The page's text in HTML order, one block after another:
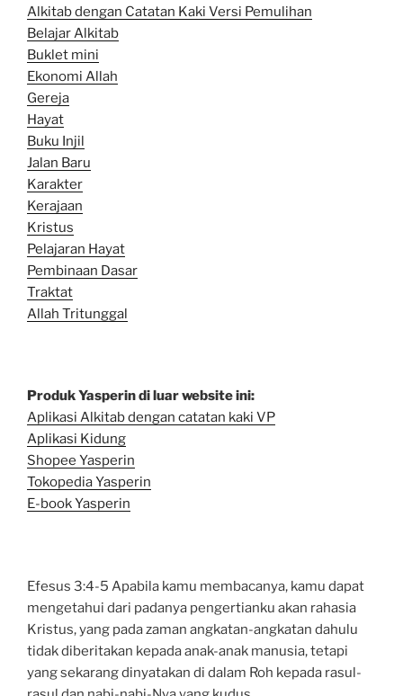
Alkitab dengan Catatan Kaki Versi Pemulihan
Belajar Alkitab
Buklet mini
Ekonomi Allah
Gereja
Hayat
Buku Injil
Jalan Baru
Karakter
Kerajaan
Kristus
Pelajaran Hayat
Pembinaan Dasar
Traktat
Allah Tritunggal
Produk Yasperin di luar website ini:
Aplikasi Alkitab dengan catatan kaki VP
Aplikasi Kidung
Shopee Yasperin
Tokopedia Yasperin
E-book Yasperin
Efesus 3:4-5 Apabila kamu membacanya, kamu dapat
mengetahui dari padanya pengertianku akan rahasia
Kristus, yang pada zaman angkatan-angkatan dahulu
tidak diberitakan kepada anak-anak manusia, tetapi
yang sekarang dinyatakan di dalam Roh kepada rasul-